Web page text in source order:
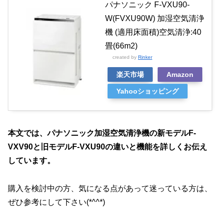
パナソニック F-VXU90-
W(FVXU90W) 加湿空気清浄
機 (適用床面積)空気清浄:40
畳(66m2)
created by Rinker
楽天市場 Amazon
Yahooショッピング
本文では、パナソニック加湿空気清浄機の新モデルF-
VXV90と旧モデルF-VXU90の違いと機能を詳しくお伝え
しています。
購入を検討中の方、気になる点があって迷っている方は、
ぜひ参考にして下さい(*^^*)